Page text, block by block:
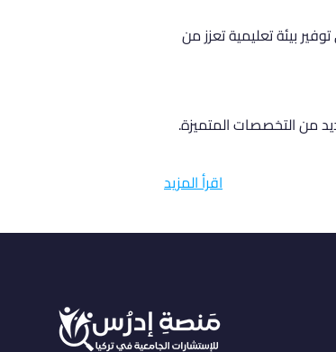
بيئة تعليمية تعزز من
من التخصصات المتميزة.
اقرأ المزيد